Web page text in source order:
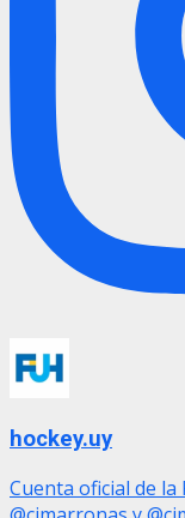
hockey.uy
Cuenta oficial de